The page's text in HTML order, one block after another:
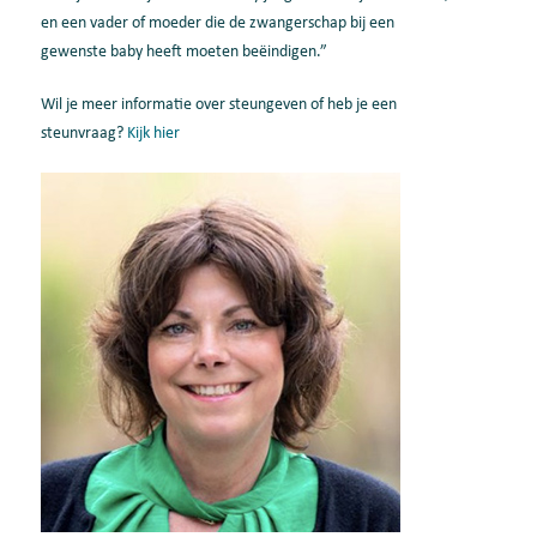
en een vader of moeder die de zwangerschap bij een
gewenste baby heeft moeten beëindigen.”
Wil je meer informatie over steungeven of heb je een
steunvraag? Kijk hier